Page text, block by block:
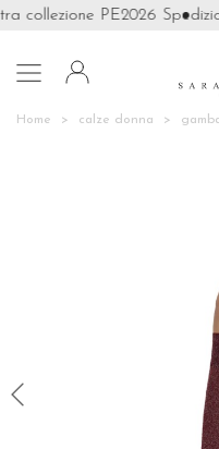
collezione PE2026

Home calze donna